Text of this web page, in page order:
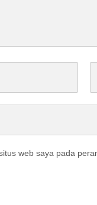
web saya pada